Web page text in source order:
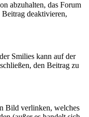
abzuhalten, das Forum
deaktivieren,
Smilies kann auf der
den Beitrag zu
Bild verlinken, welches